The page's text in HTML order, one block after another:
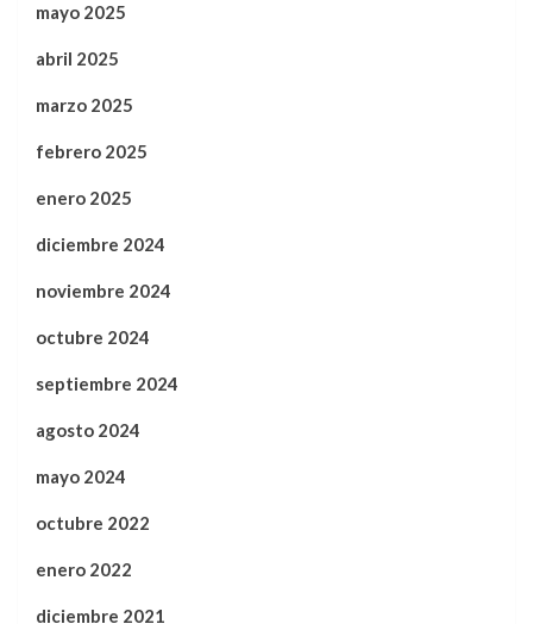
mayo 2025
abril 2025
marzo 2025
febrero 2025
enero 2025
diciembre 2024
noviembre 2024
octubre 2024
septiembre 2024
agosto 2024
mayo 2024
octubre 2022
enero 2022
diciembre 2021